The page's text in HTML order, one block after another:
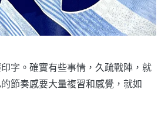
字。確實有些事情，久疏戰陣，就
節奏感要大量複習和感覺，就如